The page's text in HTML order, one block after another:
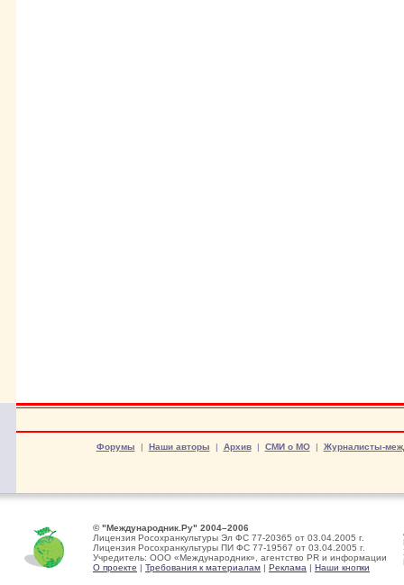
Форумы | Наши авторы | Архив| СМИ о МО| Журналисты-
© "Международник.Ру" 2004–2006
Лицензия Росохранкультуры Эл ФС 77-20365 от 03.04.2005 г.
Лицензия Росохранкультуры ПИ ФС 77-19567 от 03.04.2005 г.
Учредитель: ООО «Международник», агентство PR и информации
О проекте | Требования к материалам | Реклама | Наши кнопки